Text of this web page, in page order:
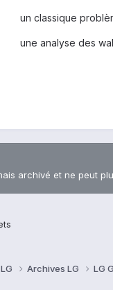
un classique
une analyse des
archivé et ne peut
LG Archives LG LG G